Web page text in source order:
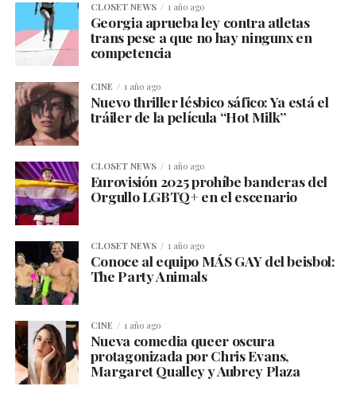
CLOSET NEWS 1 año ago
Georgia aprueba ley contra atletas
trans pese a que no hay ningunx en
competencia
CINE 1 año ago
Nuevo thriller lésbico sáfico: Ya está el
tráiler de la película “Hot Milk”
CLOSET NEWS 1 año ago
Eurovisión 2025 prohíbe banderas del
Orgullo LGBTQ+ en el escenario
CLOSET NEWS 1 año ago
Conoce al equipo MÁS GAY del beisbol:
The Party Animals
CINE 1 año ago
Nueva comedia queer oscura
protagonizada por Chris Evans,
Margaret Qualley y Aubrey Plaza